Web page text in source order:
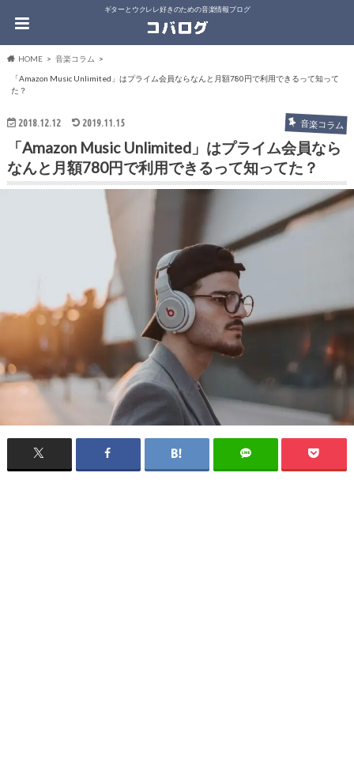
ギターとウクレレ好きのための音楽情報ブログ
HOME 音楽コラム
「Amazon Music Unlimited」はプライム会員ならなんと月額780円で利用できるって知って
た？
2018.12.12 2019.11.15 音楽コラム
「Amazon Music Unlimited」はプライム会員なら
なんと月額780円で利用できるって知ってた？